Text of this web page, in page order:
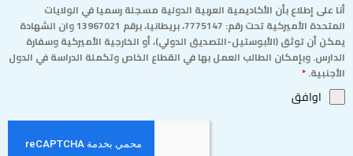
أنا على إطلاع بأن الأكاديمية العربية الدولية مسجلة رسميا في الولايات
المتحدة الأميركية تحت رقم: 7775147، بريطانيا، برقم 13967021 وان الشهادة
يمكن أن توثق (الأبوستيل-التصديق الدولي)، أو الخارجية الأميركية وسفارة
الدارس. وبإمكان الطالب العمل بها في القطاع الخاص وتكملة الدراسة في الدول
الأجنبية.*
اوافق